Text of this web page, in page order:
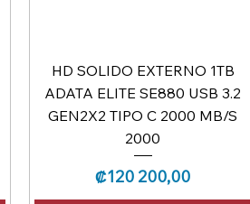
HD SOLIDO EXTERNO 1TB
ADATA ELITE SE880 USB 3.2
GEN2X2 TIPO C 2000 MB/S
2000
Precio
₡120 200,00